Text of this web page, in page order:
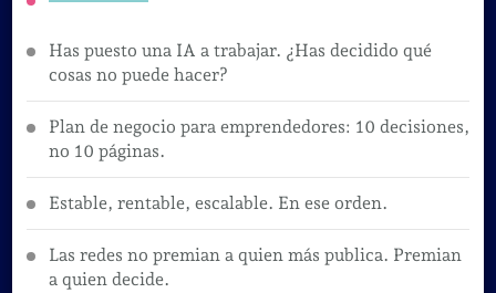
Has puesto una IA a trabajar. ¿Has decidido qué
cosas no puede hacer?
Plan de negocio para emprendedores: 10 decisiones,
no 10 páginas.
Estable, rentable, escalable. En ese orden.
Las redes no premian a quien más publica. Premian
a quien decide.